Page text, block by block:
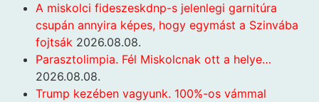
A miskolci fideszeskdnp-s jelenlegi garnitúra
csupán annyira képes, hogy egymást a Szinvába
fojtsák 2026.08.08.
Parasztolimpia. Fél Miskolcnak ott a helye…
2026.08.08.
Trump kezében vagyunk. 100%-os vámmal